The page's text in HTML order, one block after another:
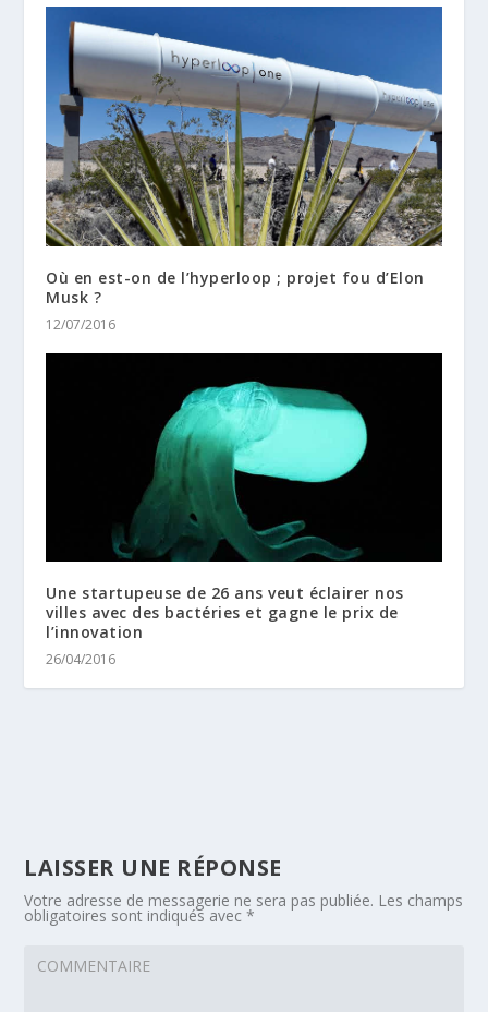
Où en est-on de l’hyperloop ; projet fou d’Elon
Musk ?
12/07/2016
Une startupeuse de 26 ans veut éclairer nos
villes avec des bactéries et gagne le prix de
l’innovation
26/04/2016
LAISSER UNE RÉPONSE
Votre adresse de messagerie ne sera pas publiée. Les champs
obligatoires sont indiqués avec*